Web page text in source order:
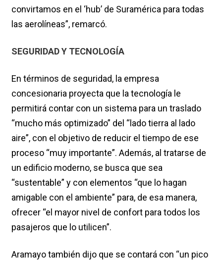
convirtamos en el ‘hub’ de Suramérica para todas
las aerolíneas”, remarcó.
SEGURIDAD Y TECNOLOGÍA
En términos de seguridad, la empresa
concesionaria proyecta que la tecnología le
permitirá contar con un sistema para un traslado
“mucho más optimizado” del “lado tierra al lado
aire”, con el objetivo de reducir el tiempo de ese
proceso “muy importante”. Además, al tratarse de
un edificio moderno, se busca que sea
“sustentable” y con elementos “que lo hagan
amigable con el ambiente” para, de esa manera,
ofrecer “el mayor nivel de confort para todos los
pasajeros que lo utilicen”.
Aramayo también dijo que se contará con “un pico